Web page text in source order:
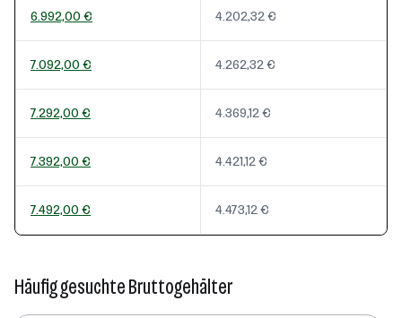
6.992,00 € 4.202,32 €
7.092,00 € 4.262,32 €
7.292,00 € 4.369,12 €
7.392,00 € 4.421,12 €
7.492,00 € 4.473,12 €
Häufig gesuchte Bruttogehälter